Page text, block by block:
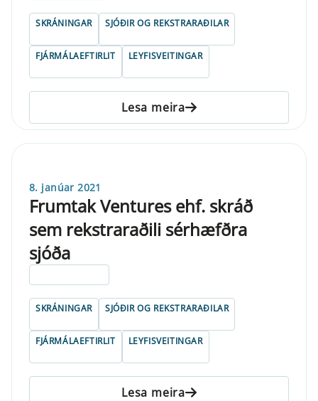
SKRÁNINGAR SJÓÐIR OG REKSTRARAÐILAR
FJÁRMÁLAEFTIRLIT LEYFISVEITINGAR
Lesa meira
8. janúar 2021
Frumtak Ventures ehf. skráð
sem rekstraraðili sérhæfðra
sjóða
SKRÁNINGAR SJÓÐIR OG REKSTRARAÐILAR
FJÁRMÁLAEFTIRLIT LEYFISVEITINGAR
Lesa meira